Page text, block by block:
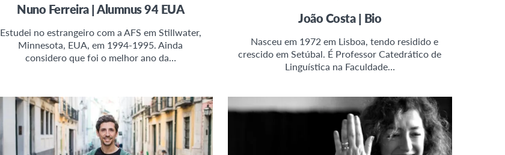
Nuno Ferreira | Alumnus 94 EUA
Estudei no estrangeiro com a AFS em Stillwater,
Minnesota, EUA, em 1994-1995. Ainda
considero que foi o melhor ano da…
João Costa | Bio
Nasceu em 1972 em Lisboa, tendo residido e
crescido em Setúbal. É Professor Catedrático de
Linguística na Faculdade…